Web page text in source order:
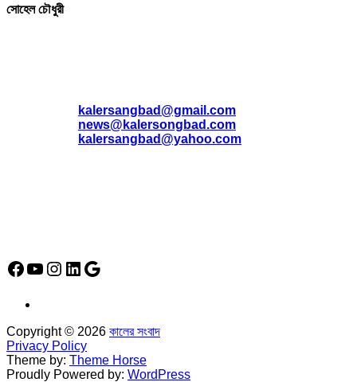
সোহেল চৌধুরী
kalersangbad@gmail.com
news@kalersongbad.com
kalersangbad@yahoo.com
Facebook
YouTube
Instagram
LinkedIn
Google
Copyright © 2026 কালের সংবাদ
Privacy Policy
Theme by: Theme Horse
Proudly Powered by: WordPress